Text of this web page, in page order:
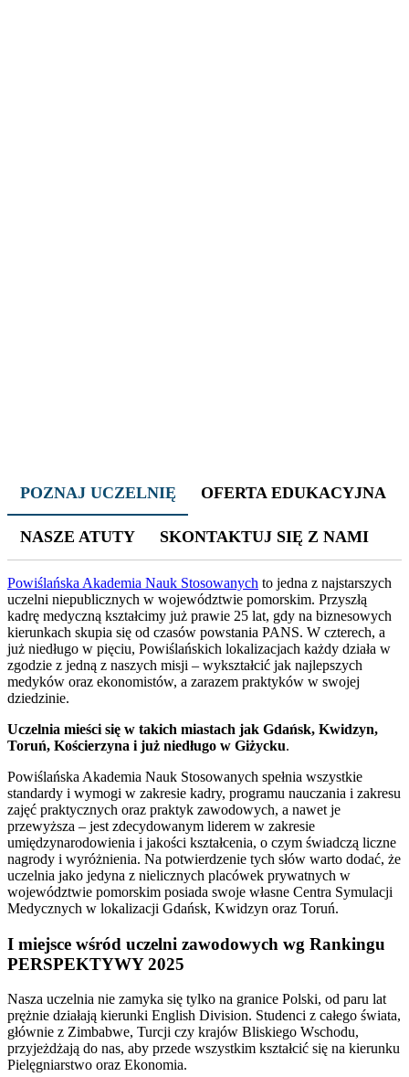
POZNAJ UCZELNIĘ OFERTA EDUKACYJNA
NASZE ATUTY SKONTAKTUJ SIĘ Z NAMI
Powiślańska Akademia Nauk Stosowanych to jedna z najstarszych
uczelni niepublicznych w województwie pomorskim. Przyszłą
kadrę medyczną kształcimy już prawie 25 lat, gdy na biznesowych
kierunkach skupia się od czasów powstania PANS. W czterech, a
już niedługo w pięciu, Powiślańskich lokalizacjach każdy działa w
zgodzie z jedną z naszych misji – wykształcić jak najlepszych
medyków oraz ekonomistów, a zarazem praktyków w swojej
dziedzinie.
Uczelnia mieści się w takich miastach jak Gdańsk, Kwidzyn,
Toruń, Kościerzyna i już niedługo w Giżycku.
Powiślańska Akademia Nauk Stosowanych spełnia wszystkie
standardy i wymogi w zakresie kadry, programu nauczania i zakresu
zajęć praktycznych oraz praktyk zawodowych, a nawet je
przewyższa – jest zdecydowanym liderem w zakresie
umiędzynarodowienia i jakości kształcenia, o czym świadczą liczne
nagrody i wyróżnienia. Na potwierdzenie tych słów warto dodać, że
uczelnia jako jedyna z nielicznych placówek prywatnych w
województwie pomorskim posiada swoje własne Centra Symulacji
Medycznych w lokalizacji Gdańsk, Kwidzyn oraz Toruń.
I miejsce wśród uczelni zawodowych wg Rankingu
PERSPEKTYWY 2025
Nasza uczelnia nie zamyka się tylko na granice Polski, od paru lat
prężnie działają kierunki English Division. Studenci z całego świata,
głównie z Zimbabwe, Turcji czy krajów Bliskiego Wschodu,
przyjeżdżają do nas, aby przede wszystkim kształcić się na kierunku
Pielęgniarstwo oraz Ekonomia.